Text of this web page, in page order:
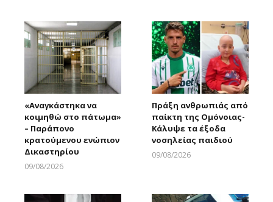
«Αναγκάστηκα να
κοιμηθώ στο πάτωμα»
– Παράπονο
κρατούμενου ενώπιον
Δικαστηρίου
09/08/2026
Πράξη ανθρωπιάς από
παίκτη της Ομόνοιας-
Κάλυψε τα έξοδα
νοσηλείας παιδιού
09/08/2026